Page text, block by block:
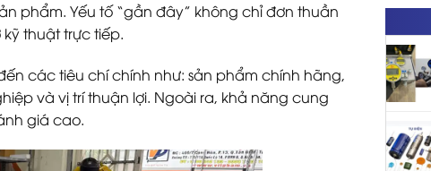
phẩm. Yếu tố “gần đây” không chỉ đơn thuần
thuật trực tiếp.
các tiêu chí chính như: sản phẩm chính hãng,
và vị trí thuận lợi. Ngoài ra, khả năng cung
giá cao.